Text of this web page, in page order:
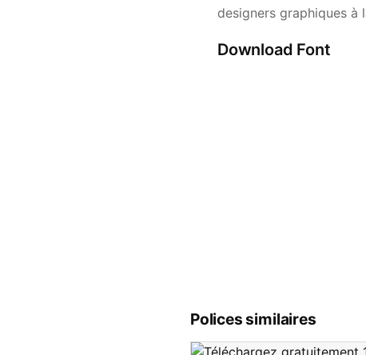
designers graphiques à
Download Font
Polices similaires